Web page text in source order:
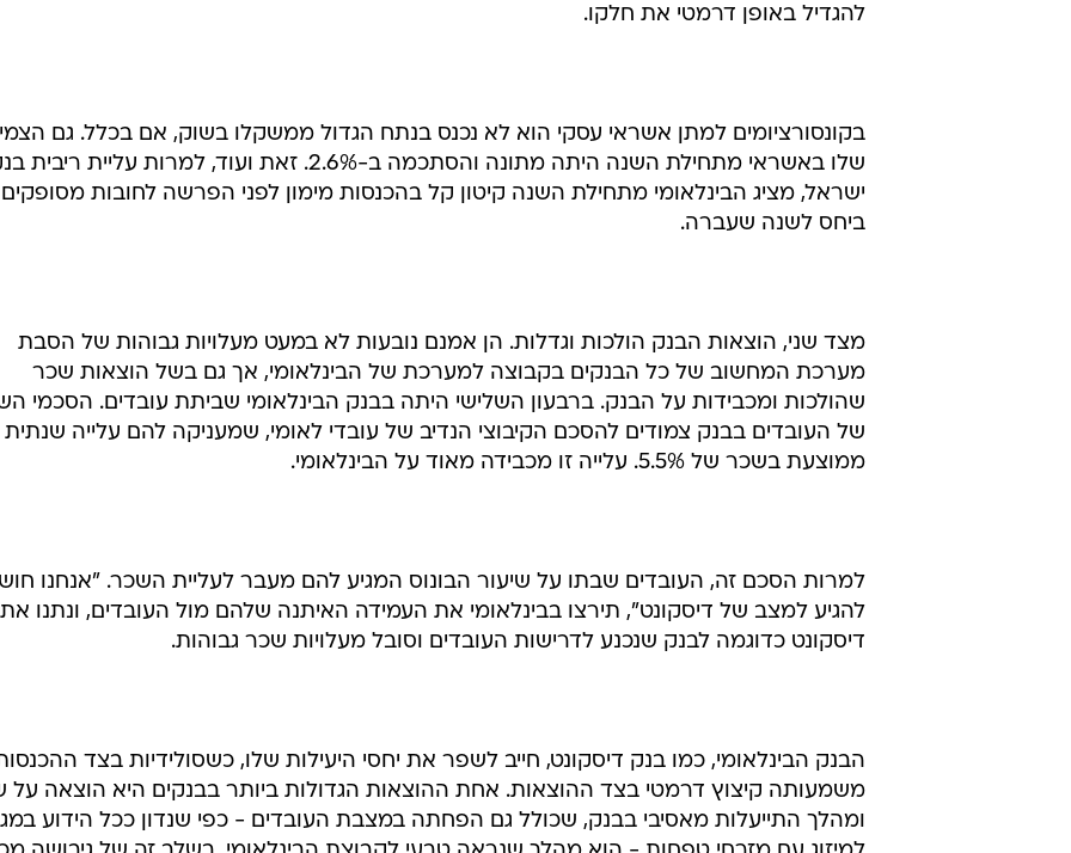
להגדיל באופן דרמטי את חלקו.
בקונסורציומים למתן אשראי עסקי הוא לא נכנס בנתח הגדול ממשקלו בשוק, אם בכלל. גם
שלו באשראי מתחילת השנה היתה מתונה והסתכמה ב-2.6%. זאת ועוד, למרות עליית ריבית
ישראל, מציג הבינלאומי מתחילת השנה קיטון קל בהכנסות מימון לפני הפרשה לחובות מסופקים
ביחס לשנה שעברה.
מצד שני, הוצאות הבנק הולכות וגדלות. הן אמנם נובעות לא במעט מעלויות גבוהות של הסבת
מערכת המחשוב של כל הבנקים בקבוצה למערכת של הבינלאומי, אך גם בשל הוצאות שכר
שהולכות ומכבידות על הבנק. ברבעון השלישי היתה בבנק הבינלאומי שביתת עובדים. הסכמי
של העובדים בבנק צמודים להסכם הקיבוצי הנדיב של עובדי לאומי, שמעניקה להם עלייה שנתית
ממוצעת בשכר של 5.5%. עלייה זו מכבידה מאוד על הבינלאומי.
למרות הסכם זה, העובדים שבתו על שיעור הבונוס המגיע להם מעבר לעליית השכר. "אנחנו
להגיע למצב של דיסקונט", תירצו בבינלאומי את העמידה האיתנה שלהם מול העובדים, ונתנו את
דיסקונט כדוגמה לבנק שנכנע לדרישות העובדים וסובל מעלויות שכר גבוהות.
הבנק הבינלאומי, כמו בנק דיסקונט, חייב לשפר את יחסי היעילות שלו, כשסולידיות בצד
משמעותה קיצוץ דרמטי בצד ההוצאות. אחת ההוצאות הגדולות ביותר בבנקים היא הוצאה על
ומהלך התייעלות מאסיבי בבנק, שכולל גם הפחתה במצבת העובדים - כפי שנדון ככל הידוע